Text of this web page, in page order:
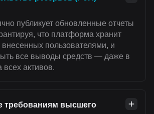
публикует обновленные отчеты
что платформа хранит
внесенных пользователями, и
все выводы средств — даже в
активов.
требованиям высшего